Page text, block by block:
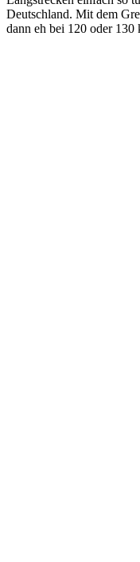
Deutschland. Mit dem
dann eh bei 120 oder 130